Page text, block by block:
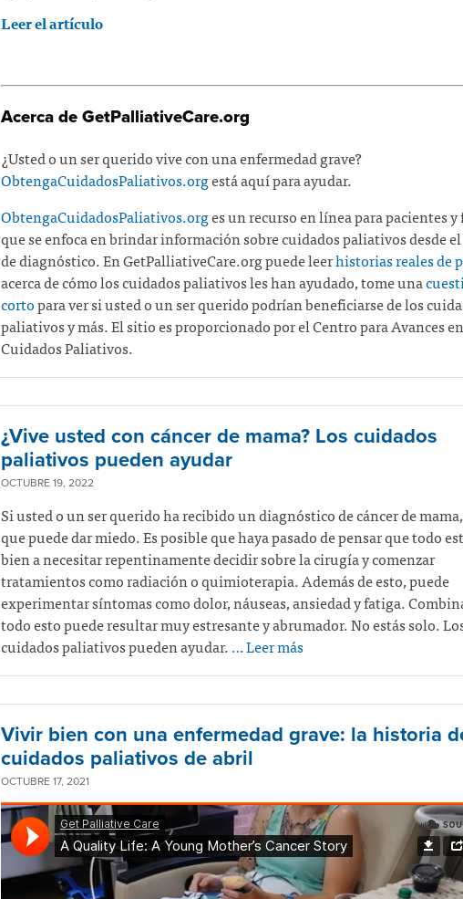
Leer el artículo
Acerca de GetPalliativeCare.org
¿Usted o un ser querido vive con una enfermedad grave?
ObtengaCuidadosPaliativos.orgestá aquí para ayudar.
ObtengaCuidadosPaliativos.orges un recurso en línea para pacientes
que se enfoca en brindar información sobre cuidados paliativos desde
de diagnóstico. En GetPalliativeCare.org puede leerhistorias reales de
acerca de cómo los cuidados paliativos les han ayudado, tome una
cortopara ver si usted o un ser querido podrían beneficiarse de los
paliativos y más. El sitio es proporcionado por el Centro para Avances en
Cuidados Paliativos.
¿Vive usted con cáncer de mama? Los cuidados
paliativos pueden ayudar
OCTUBRE 19, 2022
Si usted o un ser querido ha recibido un diagnóstico de cáncer de
que puede dar miedo. Es posible que haya pasado de pensar que todo
bien a necesitar repentinamente decidir sobre la cirugía y comenzar
tratamientos como radiación o quimioterapia. Además de esto, puede
experimentar síntomas como dolor, náuseas, ansiedad y fatiga.
todo esto puede resultar muy estresante y abrumador. No estás solo.
cuidados paliativos pueden ayudar.… Leer más
Vivir bien con una enfermedad grave: la historia
cuidados paliativos de abril
OCTUBRE 17, 2021